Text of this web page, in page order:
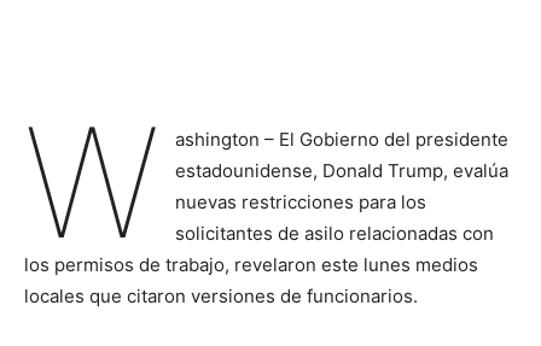
W
ashington – El Gobierno del presidente
estadounidense, Donald Trump, evalúa
nuevas restricciones para los
solicitantes de asilo relacionadas con
los permisos de trabajo, revelaron este lunes medios
locales que citaron versiones de funcionarios.